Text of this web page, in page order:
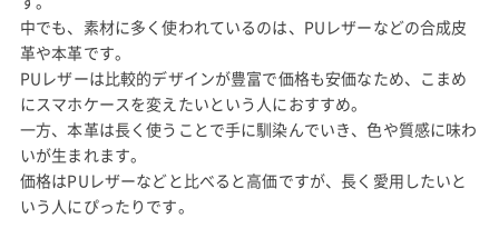
中でも、素材に多く使われているのは、PUレザーなどの合成皮
革や本革です。
PUレザーは比較的デザインが豊富で価格も安価なため、こまめ
にスマホケースを変えたいという人におすすめ。
一方、本革は長く使うことで手に馴染んでいき、色や質感に味わ
いが生まれます。
価格はPUレザーなどと比べると高価ですが、長く愛用したいと
いう人にぴったりです。